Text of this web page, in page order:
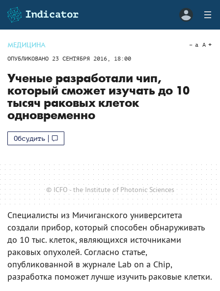
МЕДИЦИНА
ОПУБЛИКОВАНО 23 СЕНТЯБРЯ 2016, 18:00
a A
Ученые разработали чип,
который сможет изучать до 10
тысяч раковых клеток
одновременно
Обсудить
© ICFO - the Institute of Photonic Sciences
Специалисты из Мичиганского университета
создали прибор, который способен обнаруживать
до 10 тыс. клеток, являющихся источниками
раковых опухолей. Согласно статье,
опубликованной в журнале Lab on a Chip,
разработка поможет лучше изучить раковые клетки.